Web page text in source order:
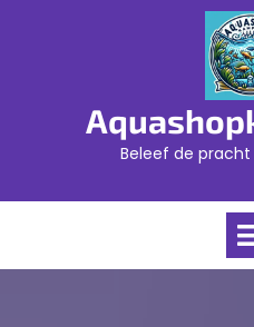
Beleef de